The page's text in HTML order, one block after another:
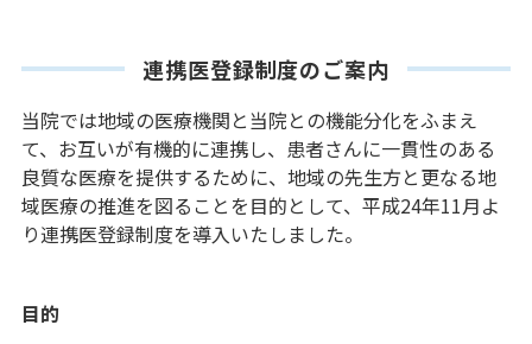
連携医登録制度のご案内
当院では地域の医療機関と当院との機能分化をふまえ
て、お互いが有機的に連携し、患者さんに一貫性のある
良質な医療を提供するために、地域の先生方と更なる地
域医療の推進を図ることを目的として、平成24年11月よ
り連携医登録制度を導入いたしました。
目的